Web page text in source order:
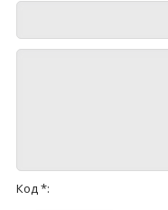
Код *: